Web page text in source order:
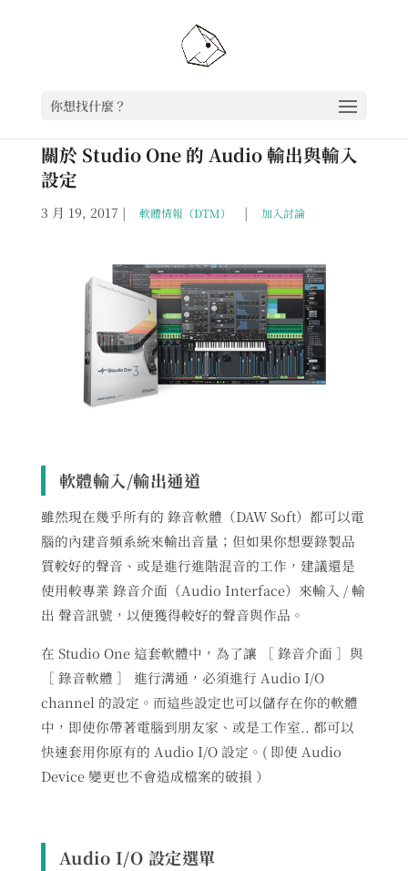
你想找什麼？
關於 Studio One 的 Audio 輸出與輸入
設定
3 月 19, 2017 | 軟體情報（DTM） | 加入討論
軟體輸入/輸出通道
雖然現在幾乎所有的 錄音軟體（DAW Soft）都可以電
腦的內建音頻系統來輸出音量；但如果你想要錄製品
質較好的聲音、或是進行進階混音的工作，建議還是
使用較專業 錄音介面（Audio Interface）來輸入 / 輸
出 聲音訊號，以便獲得較好的聲音與作品。
在 Studio One 這套軟體中，為了讓 ［ 錄音介面 ］與
［ 錄音軟體 ］ 進行溝通，必須進行 Audio I/O
channel 的設定。而這些設定也可以儲存在你的軟體
中，即使你帶著電腦到朋友家、或是工作室.. 都可以
快速套用你原有的 Audio I/O 設定。( 即使 Audio
Device 變更也不會造成檔案的破損 ）
Audio I/O 設定選單